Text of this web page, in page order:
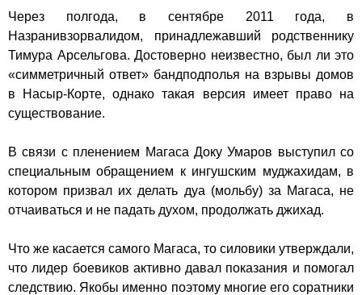
Через полгода, в сентябре 2011 года, в
Назранивзорвалидом, принадлежавший родственнику
Тимура Арсельгова. Достоверно неизвестно, был ли это
«симметричный ответ» бандподполья на взрывы домов
в Насыр-Корте, однако такая версия имеет право на
существование.
В связи с пленением Магаса Доку Умаров выступил со
специальным обращением к ингушским муджахидам, в
котором призвал их делать дуа (мольбу) за Магаса, не
отчаиваться и не падать духом, продолжать джихад.
Что же касается самого Магаса, то силовики утверждали,
что лидер боевиков активно давал показания и помогал
следствию. Якобы именно поэтому многие его соратники